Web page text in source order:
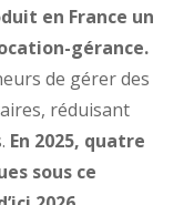
en France un
gérance.
de gérer des
réduisant
En 2025, quatre
sous ce